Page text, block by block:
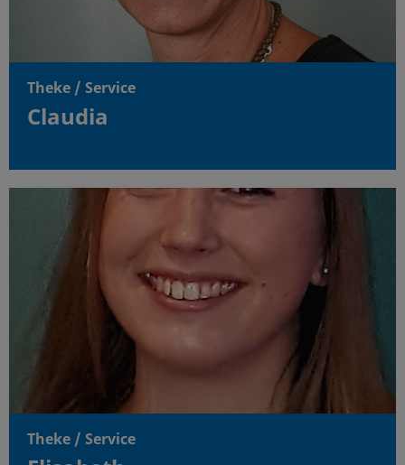
Theke / Service
Claudia
Theke / Service